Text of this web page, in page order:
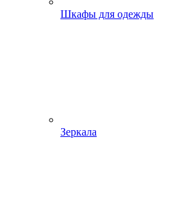
Шкафы для одежды
Зеркала